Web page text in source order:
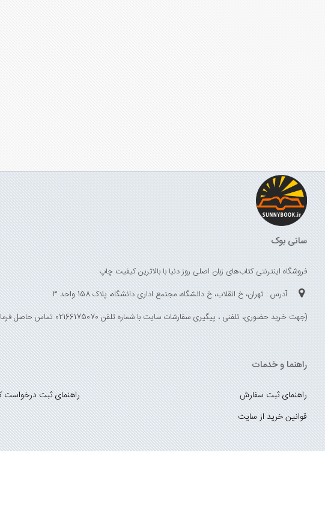
سانی بوک
فروشگاه اینترنتی کتاب‌های زبان اصلی روز دنیا با بالاترین کیفیت چاپ
آدرس : تهران، خ انقلاب، خ دانشگاه، مجتمع اداری دانشگاه، پلاک 158 واحد 3
(جهت خرید حضوری، تلفنی ، پیگیری سفارشات سایت با شماره تلفن 02166175070 تماس حاصل فرمایید)
راهنما و خدمات
راهنمای ثبت سفارش
راهنمای ثبت درخواست
قوانین خرید از سایت
_